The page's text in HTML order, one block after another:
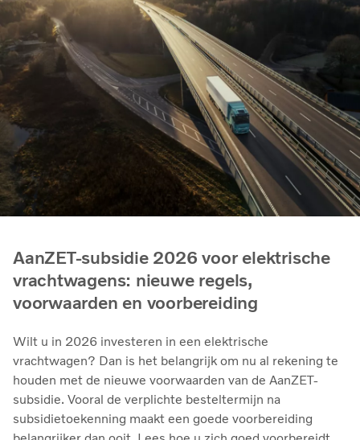
AanZET-subsidie 2026 voor elektrische
vrachtwagens: nieuwe regels,
voorwaarden en voorbereiding
Wilt u in 2026 investeren in een elektrische
vrachtwagen? Dan is het belangrijk om nu al rekening te
houden met de nieuwe voorwaarden van de AanZET-
subsidie. Vooral de verplichte besteltermijn na
subsidietoekenning maakt een goede voorbereiding